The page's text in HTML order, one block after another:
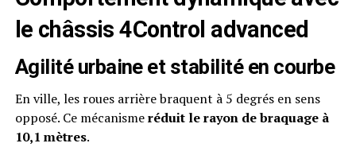
le châssis 4Control advanced
Agilité urbaine et stabilité en courbe
En ville, les roues arrière braquent à 5 degrés en sens
opposé. Ce mécanismeréduit le rayon de braquage à
10,1 mètres.